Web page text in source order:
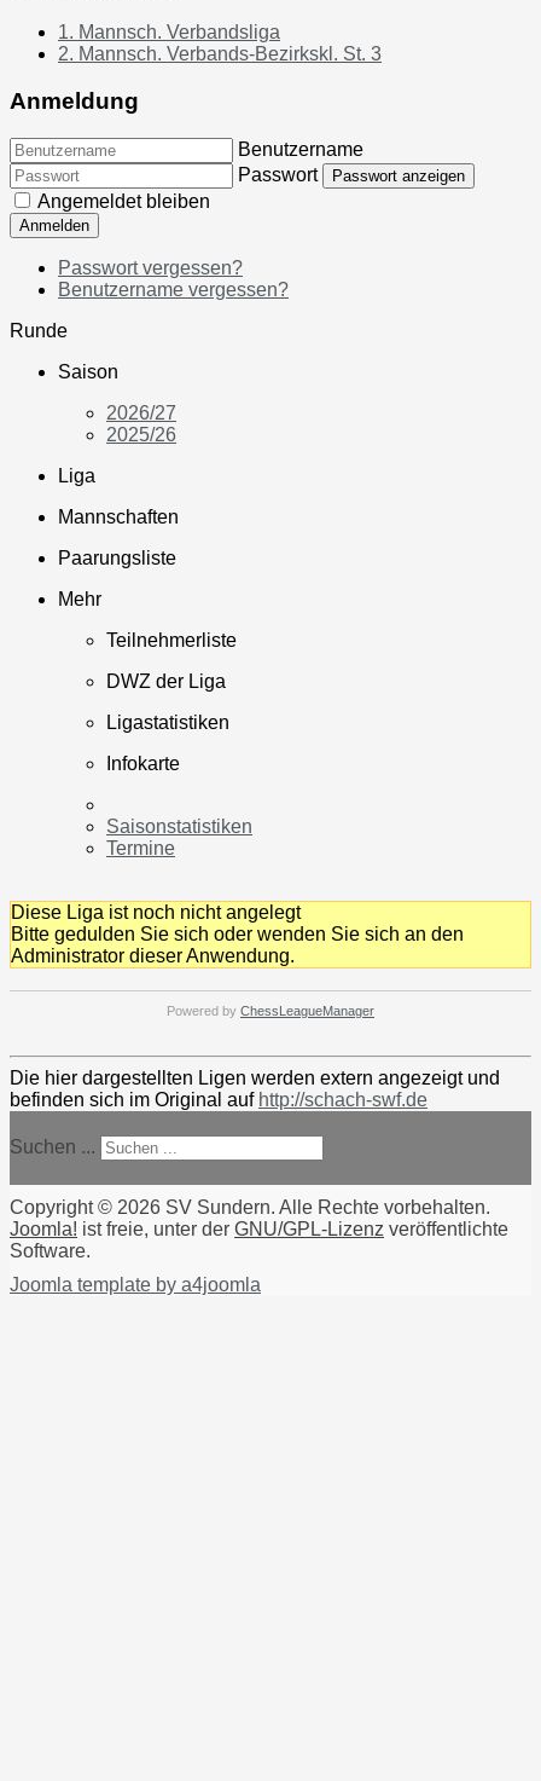
1. Mannsch. Verbandsliga
2. Mannsch. Verbands-Bezirkskl. St. 3
Anmeldung
Benutzername
Passwort
Passwort anzeigen
Angemeldet bleiben
Anmelden
Passwort vergessen?
Benutzername vergessen?
Runde
Saison
2026/27
2025/26
Liga
Mannschaften
Paarungsliste
Mehr
Teilnehmerliste
DWZ der Liga
Ligastatistiken
Infokarte
Saisonstatistiken
Termine
Diese Liga ist noch nicht angelegt
Bitte gedulden Sie sich oder wenden Sie sich an den
Administrator dieser Anwendung.
Powered by ChessLeagueManager
Die hier dargestellten Ligen werden extern angezeigt und
befinden sich im Original auf http://schach-swf.de
Suchen ...
Copyright © 2026 SV Sundern. Alle Rechte vorbehalten.
Joomla! ist freie, unter der GNU/GPL-Lizenz veröffentlichte
Software.
Joomla template by a4joomla